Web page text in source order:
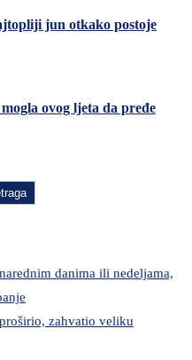
jun otkako postoje
ovog ljeta da pređe
danima ili nedeljama,
zahvatio veliku